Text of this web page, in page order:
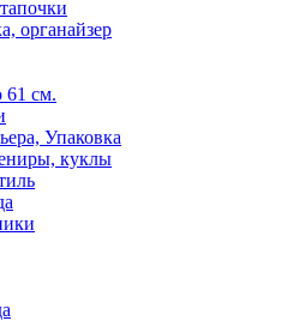
органайзер
61 см.
Упаковка
куклы